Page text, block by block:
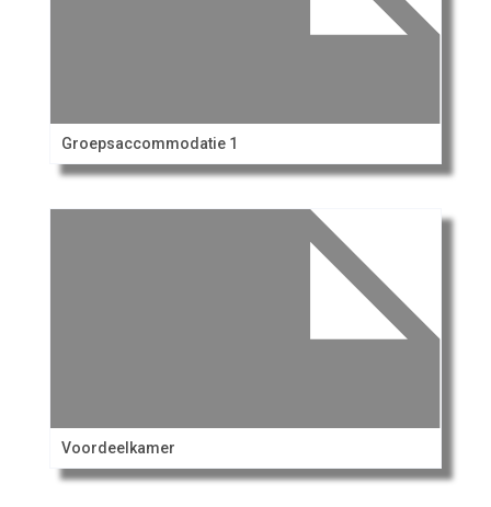
Groepsaccommodatie 1
Voordeelkamer